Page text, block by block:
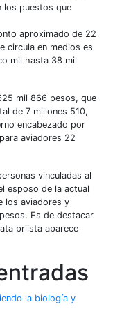
los puestos que
aproximado de 22
circula en medios es
mil hasta 38 mil
mil 866 pesos, que
de 7 millones 510,
encabezado por
aviadores 22
vinculadas al
esposo de la actual
los aviadores y
Es de destacar
priista aparece
la biología y